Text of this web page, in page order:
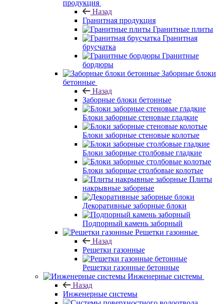
продукция
Назад
Гранитная продукция
Гранитные плиты
Гранитная
брусчатка
Гранитные
бордюры
Заборные блоки
бетонные
Назад
Заборные блоки бетонные
Блоки заборные стеновые гладкие
Блоки заборные стеновые колотые
Блоки заборные столбовые гладкие
Блоки заборные столбовые колотые
Плиты
накрывные заборные
Декоративные заборные блоки
Подпорный камень заборный
Решетки газонные
Назад
Решетки газонные
Решетки газонные бетонные
Инженерные системы
Назад
Инженерные системы